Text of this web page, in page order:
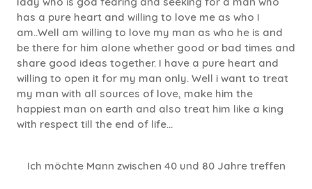
has a pure heart and willing to love me as who I
am..Well am willing to love my man as who he is and
be there for him alone whether good or bad times and
share good ideas together. I have a pure heart and
willing to open it for my man only. Well i want to treat
my man with all sources of love, make him the
happiest man on earth and also treat him like a king
with respect till the end of life...
Ich möchte Mann zwischen 40 und 80 Jahre treffen